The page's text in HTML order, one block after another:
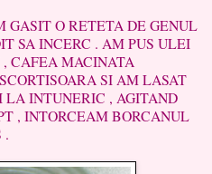
O RETETA DE GENUL
SA INCERC . AM PUS ULEI
CAFEA MACINATA
SI AM LASAT
INTUNERIC , AGITAND
, INTORCEAM BORCANUL
.